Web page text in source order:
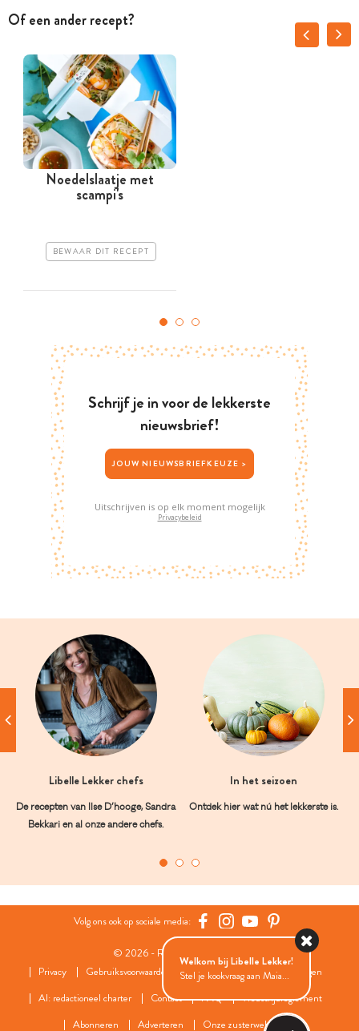
Of een ander recept?
Noedelslaatje met
scampi's
BEWAAR DIT RECEPT
Schrijf je in voor de lekkerste
nieuwsbrief!
JOUW NIEUWSBRIEFKEUZE >
Uitschrijven is op elk moment mogelijk
Privacybeleid
Libelle Lekker chefs
De recepten van Ilse D’hooge, Sandra
Bekkari en al onze andere chefs.
In het seizoen
Ontdek hier wat nú het lekkerste is.
Volg ons ook op sociale media:
© 2026 - Roularta Media Group
Privacy
Gebruiksvoorwaarden Cookies
Cookies instellingen
AI: redactioneel charter
Contact FAQ
Wedstrijdreglement
Abonneren
Adverteren Onze zusterwebsites
Welkom bij Libelle Lekker!
Stel je kookvraag aan Maia...